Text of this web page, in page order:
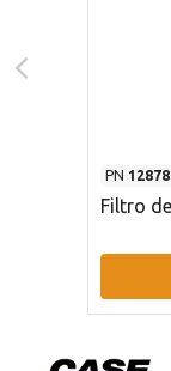
PN
Filtro